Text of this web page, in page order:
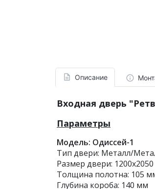
Описание
Входная дверь
Параметры
Модель: Одиссей-1
Тип двери: Металл/
Размер двери:
Толщина полотна: 105
Глубина короба: 140 мм